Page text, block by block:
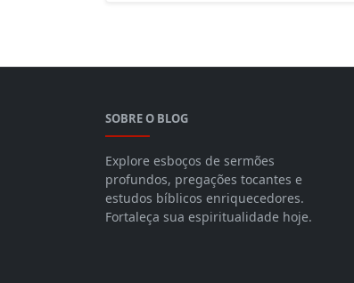
SOBRE O BLOG
Explore esboços de sermões
profundos, pregações tocantes e
estudos bíblicos enriquecedores.
Fortaleça sua espiritualidade hoje.